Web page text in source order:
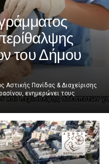
του Δήμου
Πανίδας & Διαχείρισης
ενημερώνει τους